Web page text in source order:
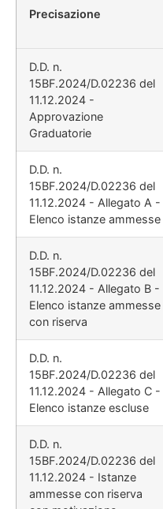
Precisazione
D.D. n.
15BF.2024/D.02236 del
11.12.2024 -
Approvazione
Graduatorie
D.D. n.
15BF.2024/D.02236 del
11.12.2024 - Allegato A -
Elenco istanze ammesse
D.D. n.
15BF.2024/D.02236 del
11.12.2024 - Allegato B -
Elenco istanze ammesse
con riserva
D.D. n.
15BF.2024/D.02236 del
11.12.2024 - Allegato C -
Elenco istanze escluse
D.D. n.
15BF.2024/D.02236 del
11.12.2024 - Istanze
ammesse con riserva